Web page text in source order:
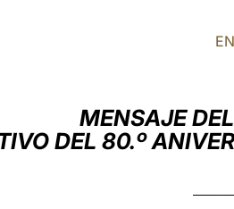
EN
MENSAJE
DEL 80.º